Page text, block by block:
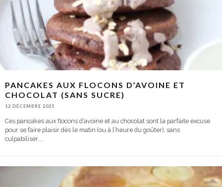
PANCAKES AUX FLOCONS D’AVOINE ET
CHOCOLAT (SANS SUCRE)
12 DÉCEMBRE 2025
Ces pancakes aux flocons d’avoine et au chocolat sont la parfaite excuse
pour se faire plaisir dès le matin (ou à l’heure du goûter), sans
culpabiliser....